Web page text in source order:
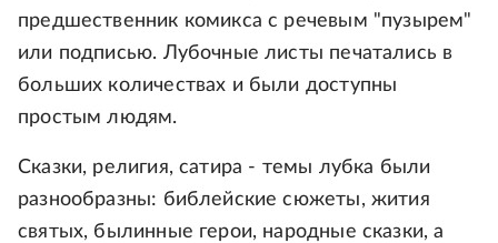
предшественник комикса с речевым "пузырем"
или подписью. Лубочные листы печатались в
больших количествах и были доступны
простым людям.
Сказки, религия, сатира - темы лубка были
разнообразны: библейские сюжеты, жития
святых, былинные герои, народные сказки, а